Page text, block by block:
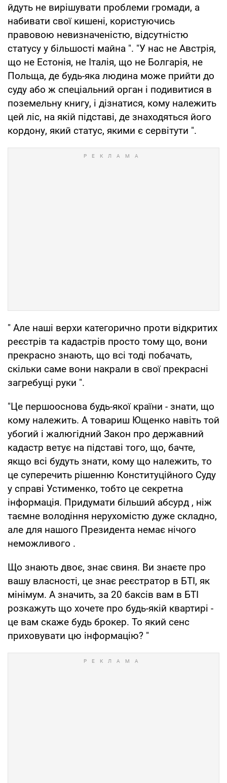
йдуть не вирішувати проблеми громади, а
набивати свої кишені, користуючись
правовою невизначеністю, відсутністю
статусу у більшості майна ". "У нас не Австрія,
що не Естонія, не Італія, що не Болгарія, не
Польща, де будь-яка людина може прийти до
суду або ж спеціальний орган і подивитися в
поземельну книгу, і дізнатися, кому належить
цей ліс, на якій підставі, де знаходяться його
кордону, який статус, якими є сервітути ".
" Але наші верхи категорично проти відкритих
реєстрів та кадастрів просто тому що, вони
прекрасно знають, що всі тоді побачать,
скільки саме вони накрали в свої прекрасні
загребущі руки ".
"Це першооснова будь-якої країни - знати, що
кому належить. А товариш Ющенко навіть той
убогий і жалюгідний Закон про державний
кадастр ветує на підставі того, що, бачте,
якщо всі будуть знати, кому що належить, то
це суперечить рішенню Конституційного Суду
у справі Устименко, тобто це секретна
інформація. Придумати більший абсурд , ніж
таємне володіння нерухомістю дуже складно,
але для нашого Президента немає нічого
неможливого .
Що знають двоє, знає свиня. Ви знаєте про
вашу власності, це знає реєстратор в БТІ, як
мінімум. А значить, за 20 баксів вам в БТІ
розкажуть що хочете про будь-якій квартирі -
це вам скаже будь брокер. То який сенс
приховувати цю інформацію? "